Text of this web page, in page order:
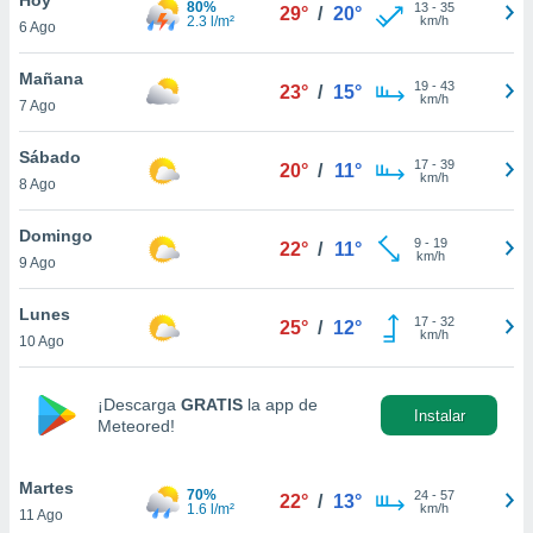
en
más
nuestra
de
aceptar
de
6 Ago
80%
2.3 l/m²
29° / 20° 13- 35
km/h
Mañana
7 Ago
23° / 15° 19- 43
km/h
Sábado
8 Ago
20° / 11° 17- 39
km/h
Domingo
9 Ago
22° / 11° 9- 19
km/h
Lunes
10 Ago
25° / 12° 17- 32
km/h
¡Descarga GRATIS la app de
Meteored!
Instalar
Martes
11 Ago
70%
1.6 l/m²
22° / 13° 24- 57
km/h